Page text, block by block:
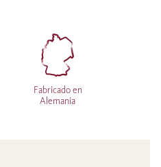
Fabricado en
Alemania